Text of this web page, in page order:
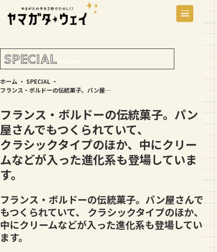
SPECIAL スペシャル
ホーム ・ SPECIAL ・
フランス・ボルドーの伝統菓子。パン屋さんでもつくられていて、 クラシックタイプのほか、中にクリームなどが入った進化系も登場しています。
フランス・ボルドーの伝統菓子。パン
屋さんでもつくられていて、
クラシックタイプのほか、中にクリー
ムなどが入った進化系も登場していま
す。
フランス・ボルドーの伝統菓子。パン屋さんで
もつくられていて、 クラシックタイプのほか、
中にクリームなどが入った進化系も登場してい
ます。